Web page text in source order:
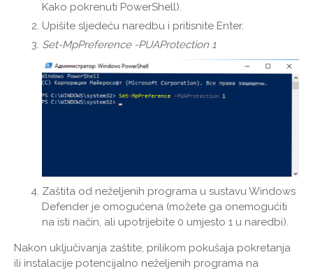
Kako pokrenuti PowerShell).
Upišite sljedeću naredbu i pritisnite Enter.
Set-MpPreference -PUAProtection 1
Zaštita od neželjenih programa u sustavu Windows
Defender je omogućena (možete ga onemogućiti
na isti način, ali upotrijebite 0 umjesto 1 u naredbi).
Nakon uključivanja zaštite, prilikom pokušaja pokretanja
ili instalacije potencijalno neželjenih programa na